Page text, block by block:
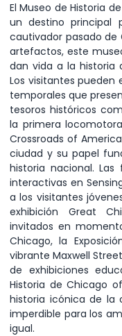
El Museo de Historia
un destino principal
cautivador pasado de
artefactos, este
dan vida a la historia
Los visitantes pueden
temporales que
tesoros históricos
la primera
Crossroads of
ciudad y su papel
historia nacional.
interactivas en
a los visitantes
exhibición Great
invitados en
Chicago, la
vibrante Maxwell
de exhibiciones
Historia de Chicago
historia icónica de la
imperdible para los
igual.